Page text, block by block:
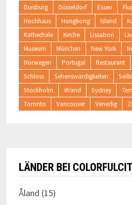
Duisburg
Düsseldorf Essen
Hochhaus
Hongkong Island
Kathedrale
Kirche Lissabon
Museum
München New York
Norwegen
Portugal Restaurant
Schloss
Sehenswürdigkeiten
Stockholm
strand Sydney
Toronto
Vancouver Venedig
LÄNDER BEI
Åland (15)